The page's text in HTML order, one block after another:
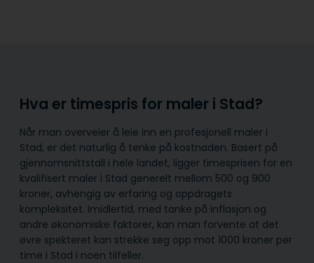
Hva er timespris for maler i Stad?
Når man overveier å leie inn en profesjonell maler i
Stad, er det naturlig å tenke på kostnaden. Basert på
gjennomsnittstall i hele landet, ligger timesprisen for en
kvalifisert maler i Stad generelt mellom 500 og 900
kroner, avhengig av erfaring og oppdragets
kompleksitet. Imidlertid, med tanke på inflasjon og
andre økonomiske faktorer, kan man forvente at det
øvre spekteret kan strekke seg opp mot 1000 kroner per
time i Stad i noen tilfeller.